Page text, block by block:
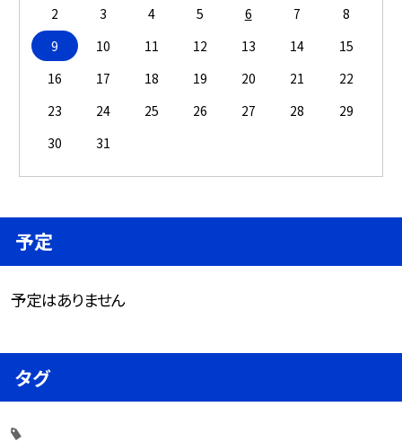
2
3 4 5 6 7
8
9
10 11 12 13 14
15
16
17 18 19 20 21
22
23
24 25 26 27 28
29
30
31
予定
予定はありません
タグ